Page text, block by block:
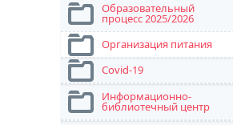
Образовательный
процесс 2025/2026
Организация питания
Covid-19
Информационно-
библиотечный центр